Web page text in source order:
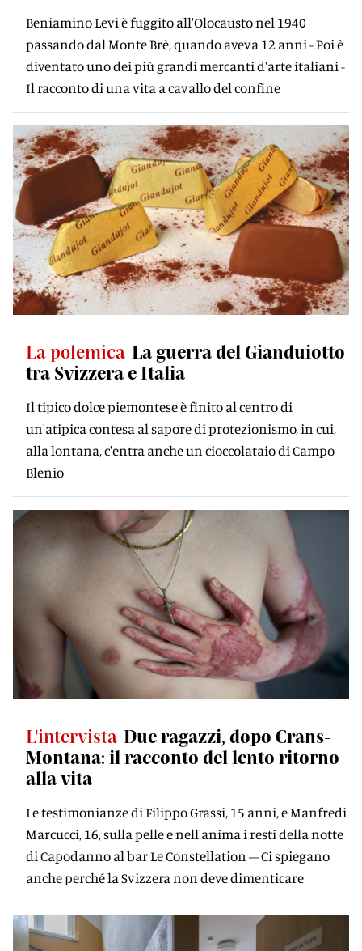
Beniamino Levi è fuggito all'Olocausto nel 1940
passando dal Monte Brè, quando aveva 12 anni - Poi è
diventato uno dei più grandi mercanti d'arte italiani -
Il racconto di una vita a cavallo del confine
La polemica La guerra del Gianduiotto
tra Svizzera e Italia
Il tipico dolce piemontese è finito al centro di
un'atipica contesa al sapore di protezionismo, in cui,
alla lontana, c'entra anche un cioccolataio di Campo
Blenio
L'intervista Due ragazzi, dopo Crans-
Montana: il racconto del lento ritorno
alla vita
Le testimonianze di Filippo Grassi, 15 anni, e Manfredi
Marcucci, 16, sulla pelle e nell'anima i resti della notte
di Capodanno al bar Le Constellation – Ci spiegano
anche perché la Svizzera non deve dimenticare